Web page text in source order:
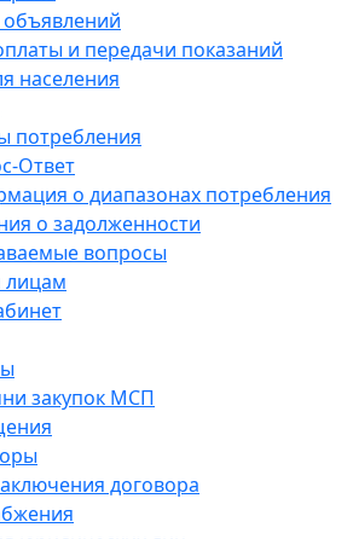
и передачи показаний
населения
потребления
Ответ
о диапазонах потребления
о задолженности
вопросы
закупок МСП
договора